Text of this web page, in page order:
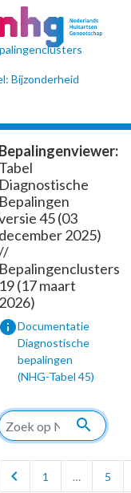
Bijzonderheid
Bepalingenviewer:
Tabel
Diagnostische
Bepalingen
45 (03
december 2025)
Bepalingenclusters
19 (17 maart
2026)
infoDocumentatie
Diagnostische
bepalingen
(NHG-Tabel 45)
search
chevron_left 1 … 5